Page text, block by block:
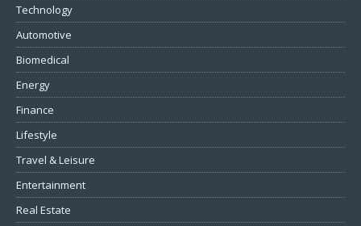
Technology
Automotive
Biomedical
Energy
Finance
Lifestyle
Travel & Leisure
Entertainment
Real Estate